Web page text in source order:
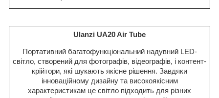
Ulanzi UA20 Air Tube
Портативний багатофункціональний надувний LED-
світло, створений для фотографів, відеографів, і контент-
крійтори, які шукають якісне рішення. Завдяки
інноваційному дизайну та високоякісним
характеристикам це світло підходить для різних